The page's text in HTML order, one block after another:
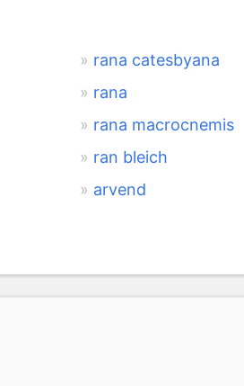
rana catesbyana
rana
rana macrocnemis
ran bleich
arvend